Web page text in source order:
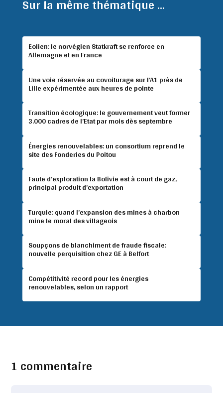
Sur la même thématique ...
Eolien: le norvégien Statkraft se renforce en
Allemagne et en France
Une voie réservée au covoiturage sur l’A1 près de
Lille expérimentée aux heures de pointe
Transition écologique: le gouvernement veut former
3.000 cadres de l’Etat par mois dès septembre
Énergies renouvelables: un consortium reprend le
site des Fonderies du Poitou
Faute d’exploration la Bolivie est à court de gaz,
principal produit d’exportation
Turquie: quand l’expansion des mines à charbon
mine le moral des villageois
Soupçons de blanchiment de fraude fiscale:
nouvelle perquisition chez GE à Belfort
Compétitivité record pour les énergies
renouvelables, selon un rapport
1 commentaire